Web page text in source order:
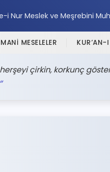
i Nur Meslek ve Meşrebini
MESELELER KUR’AN-
çirkin, korkunç